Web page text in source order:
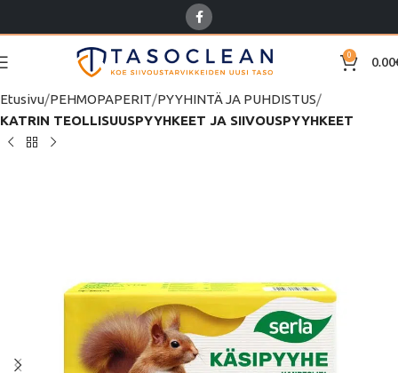
0 0.00
Etusivu PEHMOPAPERIT PYYHINTÄ JA PUHDISTUS
KATRIN TEOLLISUUSPYYHKEET JA SIIVOUSPYYHKEET